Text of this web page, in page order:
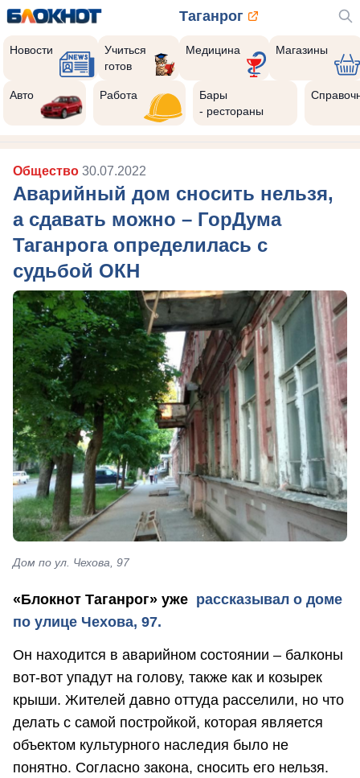
Таганрог
Новости
Учиться
готов
Медицина Магазины
Авто Работа
Бары
- рестораны
Общество 30.07.2022
Аварийный дом сносить нельзя,
а сдавать можно – ГорДума
Таганрога определилась с
судьбой ОКН
Дом по ул. Чехова, 97
«Блокнот Таганрог» уже рассказывал о доме
по улице Чехова, 97.
Он находится в аварийном состоянии – балконы
вот-вот упадут на голову, также как и козырек
крыши. Жителей давно оттуда расселили, но что
делать с самой постройкой, которая является
объектом культурного наследия было не
понятно. Согласно закона, сносить его нельзя.